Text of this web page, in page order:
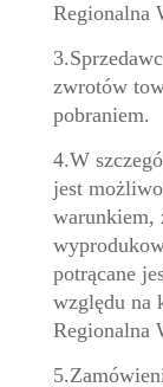
Regionalna
zwrotów
pobraniem.
4.W
jest
warunkiem,
potrącane
względu na
Regionalna